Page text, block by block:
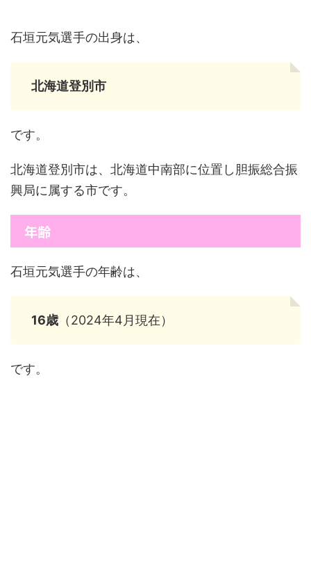
石垣元気選手の出身は、
北海道登別市
です。
北海道登別市は、北海道中南部に位置し胆振総合振
興局に属する市です。
年齢
石垣元気選手の年齢は、
16歳 （2024年4月現在）
です。